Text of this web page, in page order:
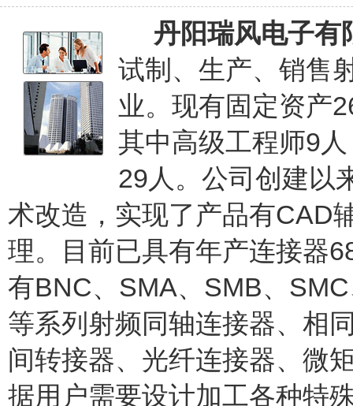
丹阳瑞风电子有
试制、生产、销售
业。现有固定资产
其中高级工程师9
29人。公司创建以
术改造，实现了产品有CAD
理。目前已具有年产连接器
有BNC、SMA、SMB、
等系列射频同轴连接器、相
间转接器、光纤连接器、微
据用户需要设计加工各种特